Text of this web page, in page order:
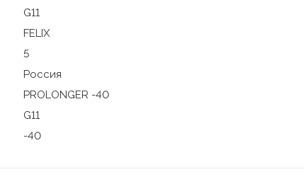
G11
FELIX
5
Россия
PROLONGER -40
G11
-40